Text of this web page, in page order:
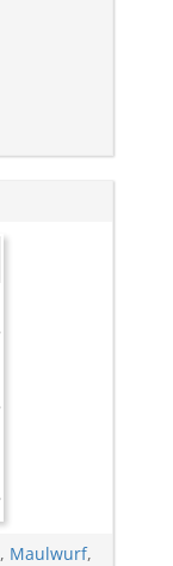
, Maulwurf,